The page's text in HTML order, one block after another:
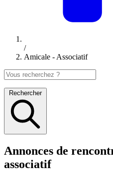
/
Amicale - Associatif
Rechercher
Annonces de
associatif